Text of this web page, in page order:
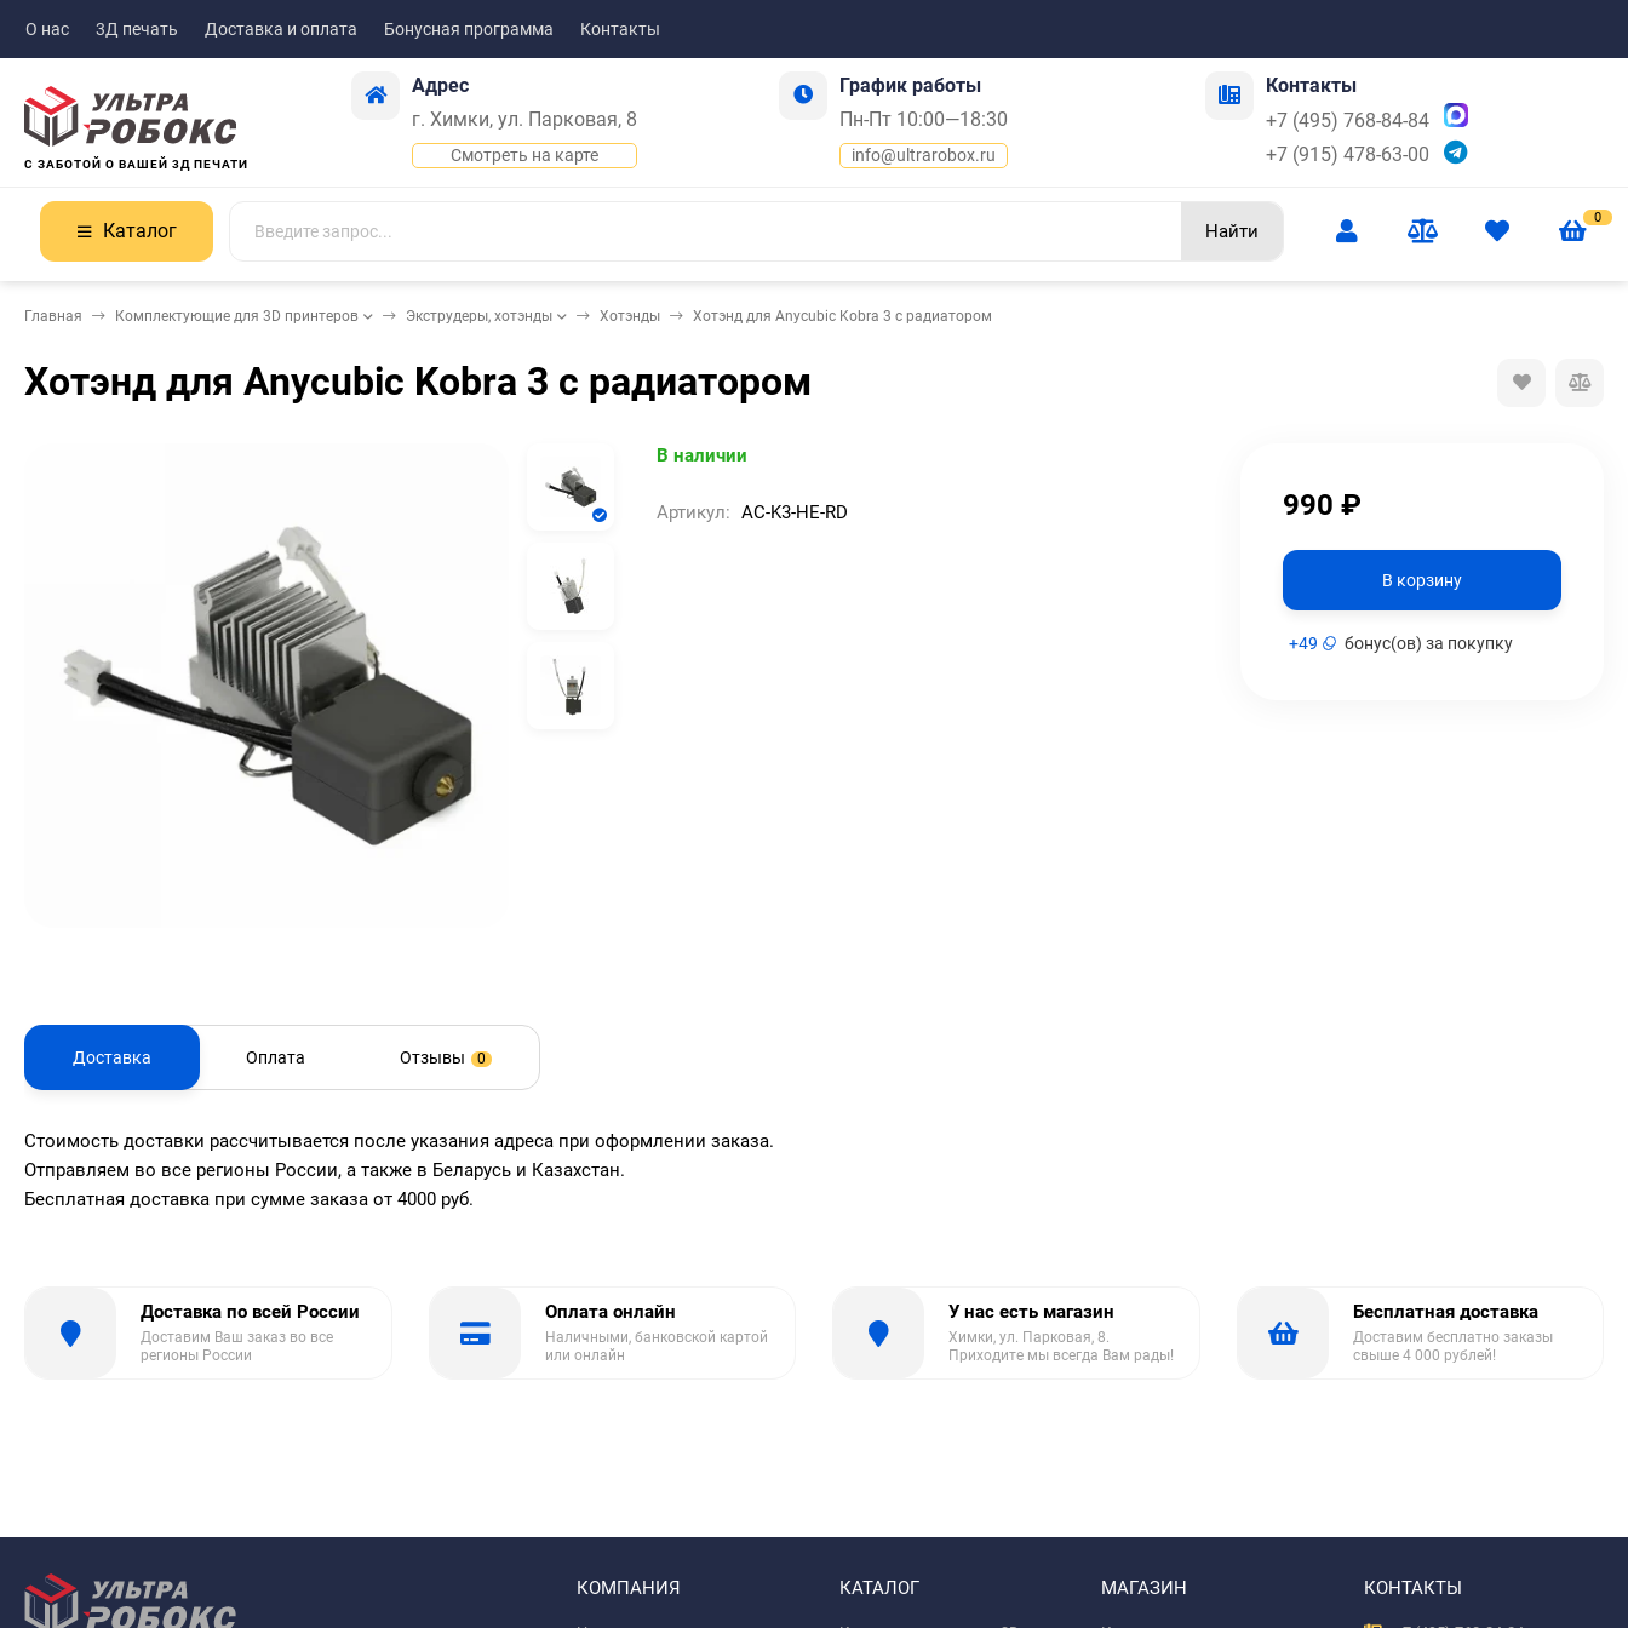
О нас 3Д печать Доставка и оплата Бонусная программа Контакты
С ЗАБОТОЙ О ВАШЕЙ 3Д ПЕЧАТИ
Адрес
г. Химки, ул. Парковая, 8
Смотреть на карте
График работы
Пн-Пт 10:00—18:30
info@ultrarobox.ru
Контакты
+7 (495) 768-84-84
+7 (915) 478-63-00
Каталог Найти
0
Главная Комплектующие для 3D принтеров Экструдеры, хотэнды Хотэнды Хотэнд для Anycubic Kobra 3 с радиатором
Хотэнд для Anycubic Kobra 3 с радиатором
В наличии
Артикул: AC-K3-HE-RD 990 ₽
В корзину
+49 бонус(ов) за покупку
Доставка Оплата Отзывы 0
Стоимость доставки рассчитывается после указания адреса при оформлении заказа.
Отправляем во все регионы России, а также в Беларусь и Казахстан.
Бесплатная доставка при сумме заказа от 4000 руб.
Доставка по всей России
Доставим Ваш заказ во все
регионы России
Оплата онлайн
Наличными, банковской картой
или онлайн
У нас есть магазин
Химки, ул. Парковая, 8.
Приходите мы всегда Вам рады!
Бесплатная доставка
Доставим бесплатно заказы
свыше 4 000 рублей!
КОМПАНИЯ КАТАЛОГ МАГАЗИН КОНТАКТЫ